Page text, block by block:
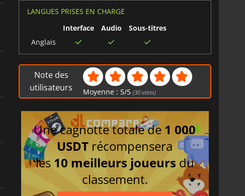
LANGUES PRISES EN CHARGE
Interface
Audio
Sous-titres
Anglais
Note des
utilisateurs
Moyenne : 5/5 (30 votes)
Une cagnotte totale de 1 000
USDT récompensera
les 10 meilleurs joueurs du
classement.